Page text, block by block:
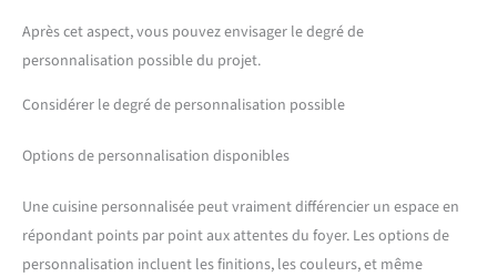
Après cet aspect, vous pouvez envisager le degré de
personnalisation possible du projet.
Considérer le degré de personnalisation possible
Options de personnalisation disponibles
Une cuisine personnalisée peut vraiment différencier un espace en
répondant points par point aux attentes du foyer. Les options de
personnalisation incluent les finitions, les couleurs, et même